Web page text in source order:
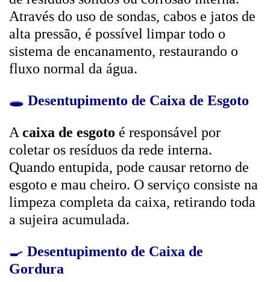
Através do uso de sondas, cabos e jatos de
alta pressão, é possível limpar todo o
sistema de encanamento, restaurando o
fluxo normal da água.
🕳️ Desentupimento de Caixa de Esgoto
A caixa de esgoto é responsável por
coletar os resíduos da rede interna.
Quando entupida, pode causar retorno de
esgoto e mau cheiro. O serviço consiste na
limpeza completa da caixa, retirando toda
a sujeira acumulada.
🍳 Desentupimento de Caixa de
Gordura